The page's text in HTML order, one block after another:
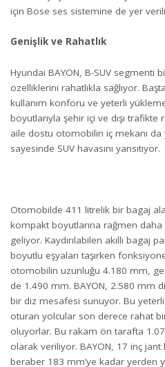
için Bose ses sistemine de yer
Genişlik ve Rahatlık
Hyundai BAYON, B-SUV segmenti
özelliklerini rahatlıkla sağlıyor.
kullanım konforu ve yeterli
boyutlarıyla şehir içi ve dışı
aile dostu otomobilin iç mekanı
sayesinde SUV havasını yansıtıyor.
Otomobilde 411 litrelik bir bagaj
kompakt boyutlarına rağmen
geliyor. Kaydırılabilen akıllı bagaj
boyutlu eşyaları taşırken
otomobilin uzunluğu 4.180 mm,
de 1.490 mm. BAYON, 2.580 mm
bir diz mesafesi sunuyor. Bu
oturan yolcular son derece rahat
oluyorlar. Bu rakam ön tarafta
olarak veriliyor. BAYON, 17 inç
beraber 183 mm’ye kadar yerden